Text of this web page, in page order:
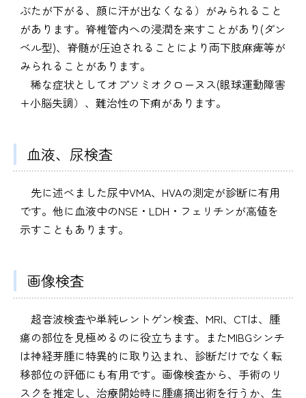
ぶたが下がる、顔に汗が出なくなる）がみられること
があります。脊椎管内への浸潤を来すことがあり(ダン
ベル型)、脊髄が圧迫されることにより両下肢麻痺等が
みられることがあります。
稀な症状としてオプソミオクローヌス(眼球運動障害
+小脳失調）、難治性の下痢があります。
血液、尿検査
先に述べました尿中VMA、HVAの測定が診断に有用
です。他に血液中のNSE・LDH・フェリチンが高値を
示すこともあります。
画像検査
超音波検査や単純レントゲン検査、MRI、CTは、腫
瘍の部位を見極めるのに役立ちます。またMIBGシンチ
は神経芽腫に特異的に取り込まれ、診断だけでなく転
移部位の評価にも有用です。画像検査から、手術のリ
スクを推定し、治療開始時に腫瘍摘出術を行うか、生